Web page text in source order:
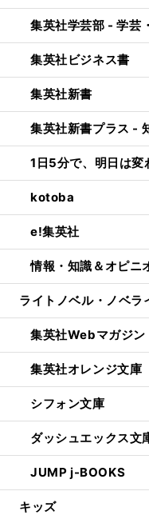
集英社学芸部 - 学芸
集英社ビジネス書
集英社新書
集英社新書プラス -
1日5分で、明日は
kotoba
e!集英社
情報・知識＆オピ
ライトノベル・ノベラ
集英社Webマガジン
集英社オレンジ文庫
シフォン文庫
ダッシュエックス文
JUMP j-BOOKS
キッズ